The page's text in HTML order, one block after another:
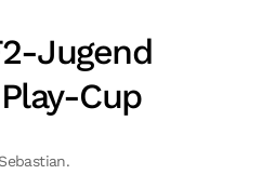
Jugend
Cup